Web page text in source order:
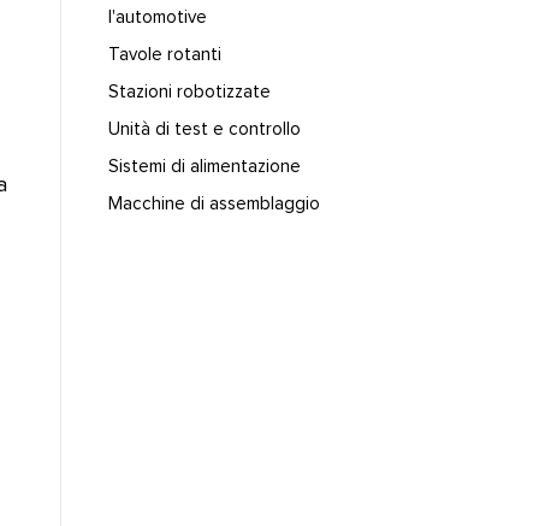
l'automotive
Tavole rotanti
Stazioni robotizzate
Unità di test e controllo
Sistemi di alimentazione
Macchine di assemblaggio